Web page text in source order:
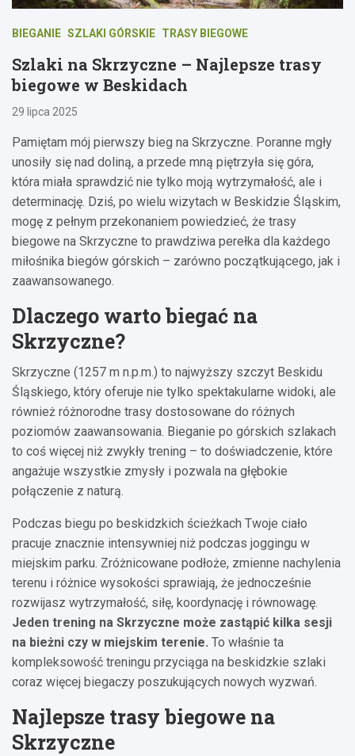
BIEGANIE SZLAKI GÓRSKIE TRASY BIEGOWE
Szlaki na Skrzyczne – Najlepsze trasy
biegowe w Beskidach
29 lipca 2025
Pamiętam mój pierwszy bieg na Skrzyczne. Poranne mgły
unosiły się nad doliną, a przede mną piętrzyła się góra,
która miała sprawdzić nie tylko moją wytrzymałość, ale i
determinację. Dziś, po wielu wizytach w Beskidzie Śląskim,
mogę z pełnym przekonaniem powiedzieć, że trasy
biegowe na Skrzyczne to prawdziwa perełka dla każdego
miłośnika biegów górskich – zarówno początkującego, jak i
zaawansowanego.
Dlaczego warto biegać na
Skrzyczne?
Skrzyczne (1257 m n.p.m.) to najwyższy szczyt Beskidu
Śląskiego, który oferuje nie tylko spektakularne widoki, ale
również różnorodne trasy dostosowane do różnych
poziomów zaawansowania. Bieganie po górskich szlakach
to coś więcej niż zwykły trening – to doświadczenie, które
angażuje wszystkie zmysły i pozwala na głębokie
połączenie z naturą.
Podczas biegu po beskidzkich ścieżkach Twoje ciało
pracuje znacznie intensywniej niż podczas joggingu w
miejskim parku. Zróżnicowane podłoże, zmienne nachylenia
terenu i różnice wysokości sprawiają, że jednocześnie
rozwijasz wytrzymałość, siłę, koordynację i równowagę.
Jeden trening na Skrzyczne może zastąpić kilka sesji
na bieżni czy w miejskim terenie. To właśnie ta
kompleksowość treningu przyciąga na beskidzkie szlaki
coraz więcej biegaczy poszukujących nowych wyzwań.
Najlepsze trasy biegowe na
Skrzyczne